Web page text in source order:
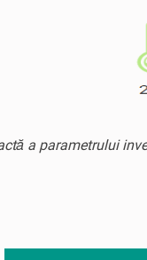
a parametrului